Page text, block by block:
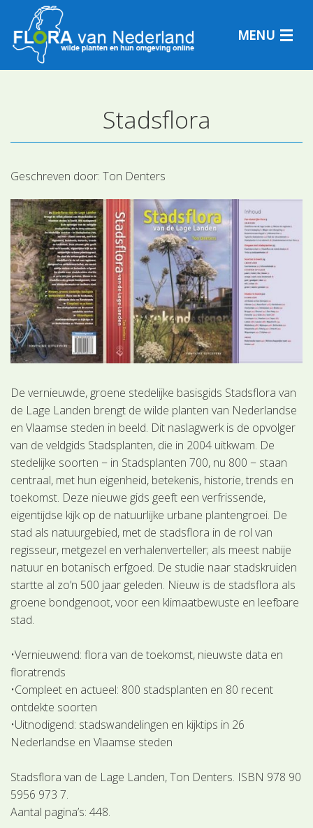
MENU
Plantengemeenschappen
Determineren
Stadsflora
Geschreven door:Ton Denters
De vernieuwde, groene stedelijke basisgids Stadsflora van
de Lage Landen brengt de wilde planten van Nederlandse
en Vlaamse steden in beeld. Dit naslagwerk is de opvolger
van de veldgids Stadsplanten, die in 2004 uitkwam. De
stedelijke soorten − in Stadsplanten 700, nu 800 − staan
centraal, met hun eigenheid, betekenis, historie, trends en
toekomst. Deze nieuwe gids geeft een verfrissende,
eigentijdse kijk op de natuurlijke urbane plantengroei. De
stad als natuurgebied, met de stadsflora in de rol van
regisseur, metgezel en verhalenverteller; als meest nabije
natuur en botanisch erfgoed. De studie naar stadskruiden
startte al zo’n 500 jaar geleden. Nieuw is de stadsflora als
groene bondgenoot, voor een klimaatbewuste en leefbare
stad.
•Vernieuwend: flora van de toekomst, nieuwste data en
floratrends
•Compleet en actueel: 800 stadsplanten en 80 recent
ontdekte soorten
•Uitnodigend: stadswandelingen en kijktips in 26
Nederlandse en Vlaamse steden
Stadsflora van de Lage Landen, Ton Denters. ISBN 978 90
5956 973 7.
Aantal pagina’s: 448.